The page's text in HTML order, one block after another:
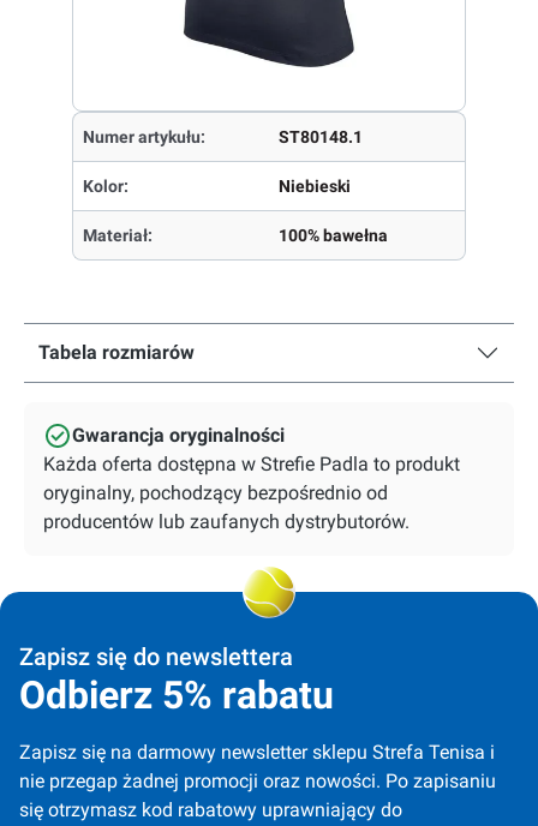
Numer artykułu: ST80148.1
Kolor: Niebieski
Materiał: 100% bawełna
Tabela rozmiarów
Gwarancja oryginalności
Każda oferta dostępna w Strefie Padla to produkt
oryginalny, pochodzący bezpośrednio od
producentów lub zaufanych dystrybutorów.
Zapisz się do newslettera
Odbierz 5% rabatu
Zapisz się na darmowy newsletter sklepu Strefa Tenisa i
nie przegap żadnej promocji oraz nowości. Po zapisaniu
się otrzymasz kod rabatowy uprawniający do